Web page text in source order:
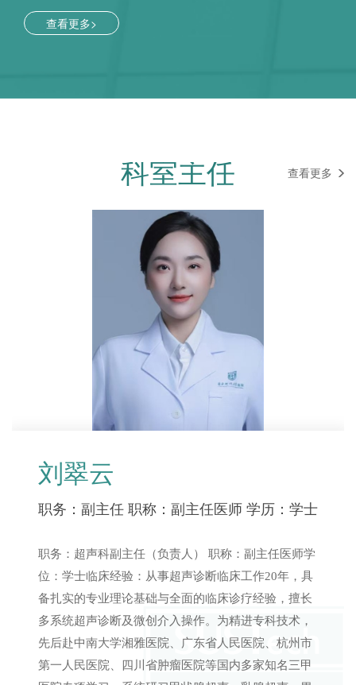
痕妊娠等。
（二）早孕期NT筛查（11-13⁺⁶周）：通过颈项透明层厚度
（四）经食道超声及右心造影：精准诊断房间隔分流，溯源
（六）脑卒中筛查：颈动脉/椎动脉斑块、狭窄及窃血综合征
检测及血流动力学评估。
（八）实时三维超声心动图（RT3DE）：多角度动态呈现心
（九）肌骨超声：诊断肌腱撕裂、关节炎、神经卡压等，引
（十）子宫输卵管超声造影：实时观测造影剂走行与输卵管
显影，精准定位输卵管梗阻部位，判定输卵管通畅程度。
（十一）盆底超声：诊断尿失禁、盆腔器官脱垂等盆底疾
患，并完成疗效随访评估。
（十二）肺超声：对肺部病变进行动态监测，实时评价诊疗
查看更多>
科室主任 查看更多
刘翠云
职务：副主任职称：副主任医师学历：学士
职务：超声科副主任（负责人） 职称：副主任医师学
位：学士临床经验：从事超声诊断临床工作20年，具
备扎实的专业理论基础与全面的临床诊疗经验，擅长
多系统超声诊断及微创介入操作。为精进专科技术，
先后赴中南大学湘雅医院、广东省人民医院、杭州市
第一人民医院、四川省肿瘤医院等国内多家知名三甲